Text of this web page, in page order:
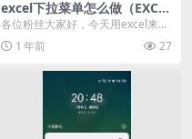
excel下拉菜单怎么做（EXCE
L中制作下拉菜单教程分享）
各位粉丝大家好，今天用excel来制
作下拉菜单。原先用其他方法，今
天换着方法用e...
1 年前 27